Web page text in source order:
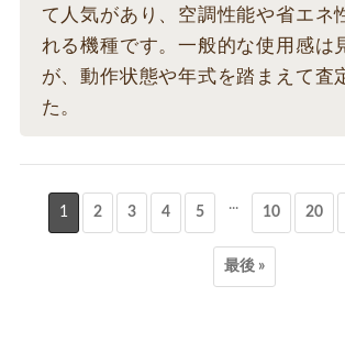
て人気があり、空調性能や省エネ
れる機種です。一般的な使用感は
が、動作状態や年式を踏まえて査
た。
1 2 3 4 5 ... 10 20
最後 »